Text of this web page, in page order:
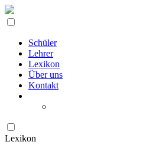
Schüler
Lehrer
Lexikon
Über uns
Kontakt
Lexikon